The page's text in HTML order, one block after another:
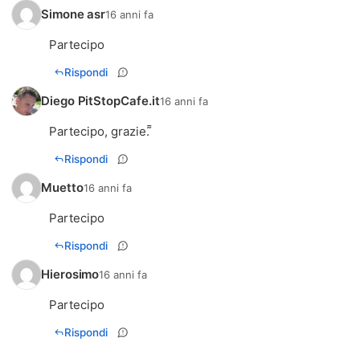
Simone asr16 anni fa
Partecipo
Rispondi
Diego PitStopCafe.it16 anni fa
Partecipo, grazie. 
Rispondi
Muetto16 anni fa
Partecipo
Rispondi
Hierosimo16 anni fa
Partecipo
Rispondi